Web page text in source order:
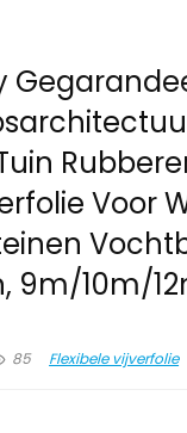
Voor
9m/10m/
85 Flexibele vijverfolie